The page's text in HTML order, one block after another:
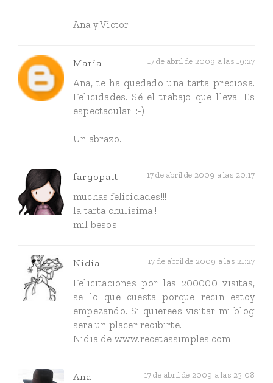
Ana y Víctor
María 17 de abril de 2009 a las 19:27
Ana, te ha quedado una tarta preciosa.
Felicidades. Sé el trabajo que lleva. Es
espectacular. :-)
Un abrazo.
fargopatt 17 de abril de 2009 a las 20:17
muchas felicidades!!!
la tarta chulísima!!
mil besos
Nidia 17 de abril de 2009 a las 21:27
Felicitaciones por las 200000 visitas,
se lo que cuesta porque recin estoy
empezando. Si quierees visitar mi blog
sera un placer recibirte.
Nidia de www.recetassimples.com
Ana 17 de abril de 2009 a las 23:08